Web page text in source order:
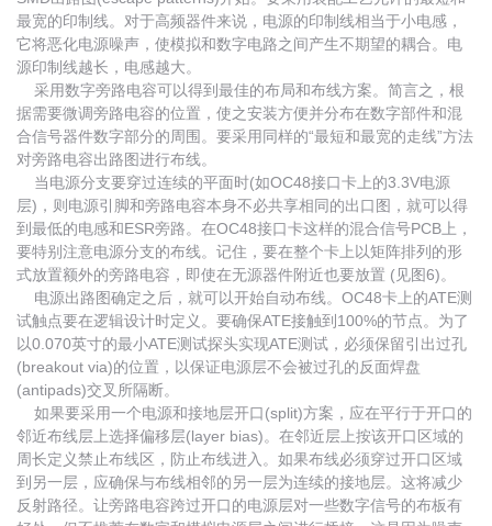
最宽的印制线。对于高频器件来说，电源的印制线相当于小电感，
它将恶化电源噪声，使模拟和数字电路之间产生不期望的耦合。电
源印制线越长，电感越大。
采用数字旁路电容可以得到最佳的布局和布线方案。简言之，根
据需要微调旁路电容的位置，使之安装方便并分布在数字部件和混
合信号器件数字部分的周围。要采用同样的“最短和最宽的走线”方法
对旁路电容出路图进行布线。
当电源分支要穿过连续的平面时(如OC48接口卡上的3.3V电源
层)，则电源引脚和旁路电容本身不必共享相同的出口图，就可以得
到最低的电感和ESR旁路。在OC48接口卡这样的混合信号PCB上，
要特别注意电源分支的布线。记住，要在整个卡上以矩阵排列的形
式放置额外的旁路电容，即使在无源器件附近也要放置 (见图6)。
电源出路图确定之后，就可以开始自动布线。OC48卡上的ATE测
试触点要在逻辑设计时定义。要确保ATE接触到100%的节点。为了
以0.070英寸的最小ATE测试探头实现ATE测试，必须保留引出过孔
(breakout via)的位置，以保证电源层不会被过孔的反面焊盘
(antipads)交叉所隔断。
如果要采用一个电源和接地层开口(split)方案，应在平行于开口的
邻近布线层上选择偏移层(layer bias)。在邻近层上按该开口区域的
周长定义禁止布线区，防止布线进入。如果布线必须穿过开口区域
到另一层，应确保与布线相邻的另一层为连续的接地层。这将减少
反射路径。让旁路电容跨过开口的电源层对一些数字信号的布板有